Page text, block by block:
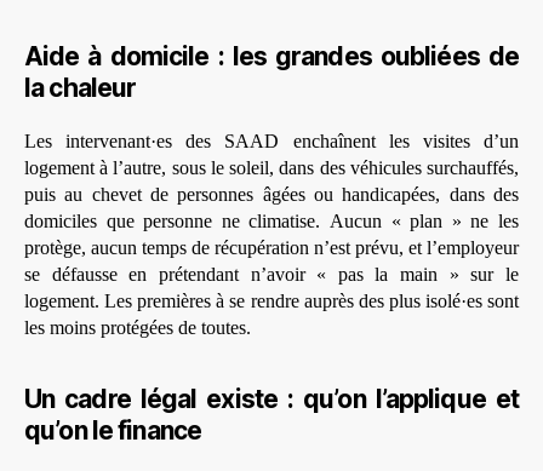
Aide à domicile : les grandes oubliées de
la chaleur
Les intervenant·es des SAAD enchaînent les visites d’un
logement à l’autre, sous le soleil, dans des véhicules surchauffés,
puis au chevet de personnes âgées ou handicapées, dans des
domiciles que personne ne climatise. Aucun « plan » ne les
protège, aucun temps de récupération n’est prévu, et l’employeur
se défausse en prétendant n’avoir « pas la main » sur le
logement. Les premières à se rendre auprès des plus isolé·es sont
les moins protégées de toutes.
Un cadre légal existe : qu’on l’applique et
qu’on le finance